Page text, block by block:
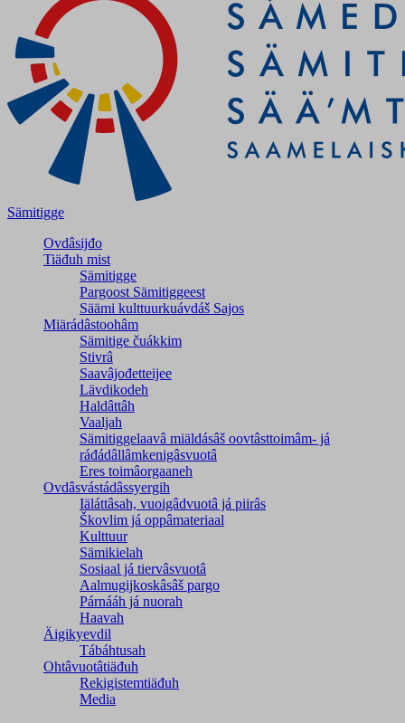
Sämitigge
Ovdâsijđo
Tiäđuh mist
Sämitigge
Pargoost Sämitiggeest
Säämi kulttuurkuávdáš Sajos
Miärádâstoohâm
Sämitige čuákkim
Stivrâ
Saavâjođetteijee
Lävdikodeh
Haldâttâh
Vaaljah
Sämitiggelaavâ miäldásâš oovtâsttoimâm- já
ráđádâllâmkenigâsvuotâ
Eres toimâorgaaneh
Ovdâsvástádâssyergih
Iäláttâsah, vuoigâdvuotâ já piirâs
Škovlim já oppâmateriaal
Kulttuur
Sämikielah
Sosiaal já tiervâsvuotâ
Aalmugijkoskâsâš pargo
Párnááh já nuorah
Haavah
Äigikyevdil
Tábáhtusah
Ohtâvuotâtiäđuh
Rekigistemtiäđuh
Media